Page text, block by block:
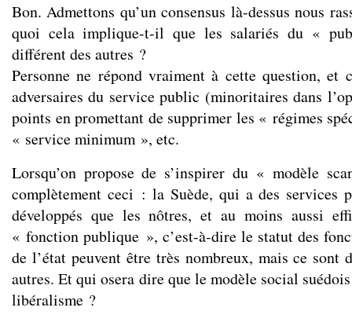
Bon. Admettons qu’un consensus là-dessus nous
quoi cela implique-t-il que les salariés du «
différent des autres ?
Personne ne répond vraiment à cette question, et
adversaires du service public (minoritaires dans
points en promettant de supprimer les « régimes
« service minimum », etc.
Lorsqu’on propose de s’inspirer du « modèle
complètement ceci : la Suède, qui a des services
développés que les nôtres, et au moins aussi
« fonction publique », c’est-à-dire le statut des
de l’état peuvent être très nombreux, mais ce sont
autres. Et qui osera dire que le modèle social
libéralisme ?